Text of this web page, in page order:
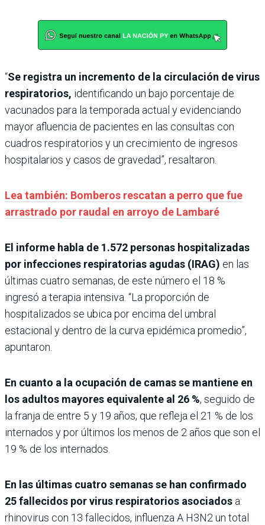
“Se registra un incremento de la circulación de virus
respiratorios, identificando un bajo porcentaje de
vacunados para la temporada actual y evidenciando
mayor afluencia de pacientes en las consultas con
cuadros respiratorios y un crecimiento de ingresos
hospitalarios y casos de gravedad”, resaltaron.
Lea también: Bomberos rescatan a perro que fue
arrastrado por raudal en arroyo de Lambaré
El informe habla de 1.572 personas hospitalizadas
por infecciones respiratorias agudas (IRAG) en las
últimas cuatro semanas, de este número el 18 %
ingresó a terapia intensiva. “La proporción de
hospitalizados se ubica por encima del umbral
estacional y dentro de la curva epidémica promedio”,
apuntaron.
En cuanto a la ocupación de camas se mantiene en
los adultos mayores equivalente al 26 %, seguido de
la franja de entre 5 y 19 años, que refleja el 21 % de los
internados y por últimos los menos de 2 años que son el
19 % de los internados.
En las últimas cuatro semanas se han confirmado
25 fallecidos por virus respiratorios asociados a:
rhinovirus con 13 fallecidos, influenza A H3N2 un total